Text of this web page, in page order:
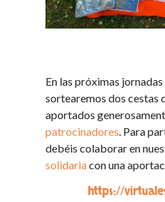
En las próximas
sortearemos dos cestas
aportados
patrocinadores . Para
debéis colaborar en
solidariacon una
https://